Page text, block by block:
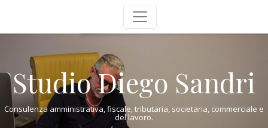
Studio Diego Sandri
Consulenza amministrativa, fiscale, tributaria, societaria, commerciale e
del lavoro.